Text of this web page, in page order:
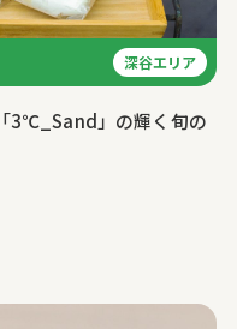
深谷エリア
3℃_Sand」の輝く旬の